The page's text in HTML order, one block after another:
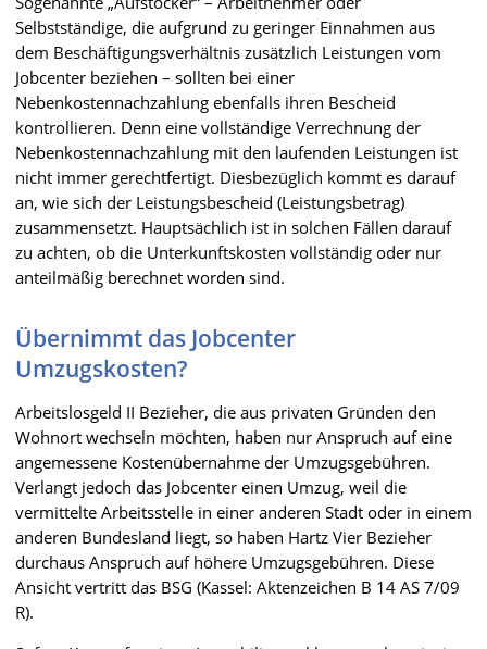
Selbstständige, die aufgrund zu geringer Einnahmen aus
dem Beschäftigungsverhältnis zusätzlich Leistungen vom
Jobcenter beziehen – sollten bei einer
Nebenkostennachzahlung ebenfalls ihren Bescheid
kontrollieren. Denn eine vollständige Verrechnung der
Nebenkostennachzahlung mit den laufenden Leistungen ist
nicht immer gerechtfertigt. Diesbezüglich kommt es darauf
an, wie sich der Leistungsbescheid (Leistungsbetrag)
zusammensetzt. Hauptsächlich ist in solchen Fällen darauf
zu achten, ob die Unterkunftskosten vollständig oder nur
anteilmäßig berechnet worden sind.
Übernimmt das Jobcenter
Umzugskosten?
Arbeitslosgeld II Bezieher, die aus privaten Gründen den
Wohnort wechseln möchten, haben nur Anspruch auf eine
angemessene Kostenübernahme der Umzugsgebühren.
Verlangt jedoch das Jobcenter einen Umzug, weil die
vermittelte Arbeitsstelle in einer anderen Stadt oder in einem
anderen Bundesland liegt, so haben Hartz Vier Bezieher
durchaus Anspruch auf höhere Umzugsgebühren. Diese
Ansicht vertritt das BSG (Kassel: Aktenzeichen B 14 AS 7/09
R).